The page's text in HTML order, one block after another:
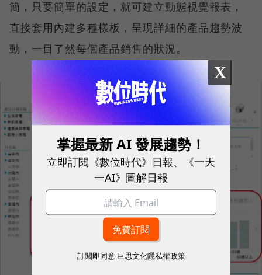
簡，只要簡單的設定，就可建立動態視覺報表，
直接套用內建多種樣板，呈現詳細的產品趨勢波
動，一目了然每個產品銷售的狀況。
X
掌握最新 AI 發展趨勢！
立即訂閱《數位時代》日報、《一天
一AI》圖解日報
訂閱即同意 巨思文化隱私權政策